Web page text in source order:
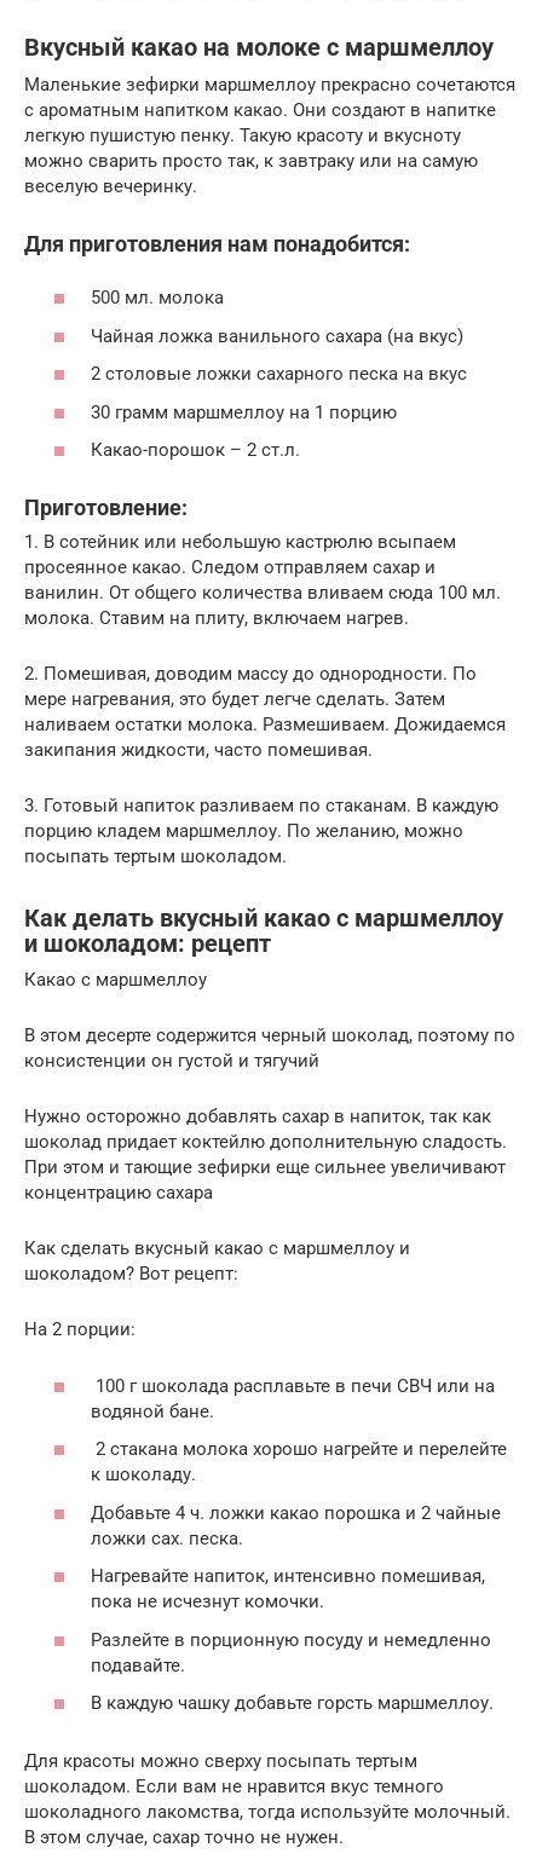
Вкусный какао на молоке с маршмеллоу
Маленькие зефирки маршмеллоу прекрасно сочетаются
с ароматным напитком какао. Они создают в напитке
легкую пушистую пенку. Такую красоту и вкусноту
можно сварить просто так, к завтраку или на самую
веселую вечеринку.
Для приготовления нам понадобится:
500 мл. молока
Чайная ложка ванильного сахара (на вкус)
2 столовые ложки сахарного песка на вкус
30 грамм маршмеллоу на 1 порцию
Какао-порошок – 2 ст.л.
Приготовление:
1. В сотейник или небольшую кастрюлю всыпаем
просеянное какао. Следом отправляем сахар и
ванилин. От общего количества вливаем сюда 100 мл.
молока. Ставим на плиту, включаем нагрев.
2. Помешивая, доводим массу до однородности. По
мере нагревания, это будет легче сделать. Затем
наливаем остатки молока. Размешиваем. Дожидаемся
закипания жидкости, часто помешивая.
3. Готовый напиток разливаем по стаканам. В каждую
порцию кладем маршмеллоу. По желанию, можно
посыпать тертым шоколадом.
Как делать вкусный какао с маршмеллоу
и шоколадом: рецепт
Какао с маршмеллоу
В этом десерте содержится черный шоколад, поэтому по
консистенции он густой и тягучий
Нужно осторожно добавлять сахар в напиток, так как
шоколад придает коктейлю дополнительную сладость.
При этом и тающие зефирки еще сильнее увеличивают
концентрацию сахара
Как сделать вкусный какао с маршмеллоу и
шоколадом? Вот рецепт:
На 2 порции:
100 г шоколада расплавьте в печи СВЧ или на
водяной бане.
2 стакана молока хорошо нагрейте и перелейте
к шоколаду.
Добавьте 4 ч. ложки какао порошка и 2 чайные
ложки сах. песка.
Нагревайте напиток, интенсивно помешивая,
пока не исчезнут комочки.
Разлейте в порционную посуду и немедленно
подавайте.
В каждую чашку добавьте горсть маршмеллоу.
Для красоты можно сверху посыпать тертым
шоколадом. Если вам не нравится вкус темного
шоколадного лакомства, тогда используйте молочный.
В этом случае, сахар точно не нужен.